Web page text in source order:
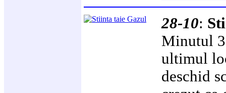
28-10:
Minutul
ultimul
deschid